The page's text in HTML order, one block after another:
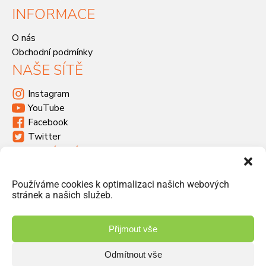
Používáme cookies k optimalizaci našich webových
stránek a našich služeb.
Přijmout vše
Odmítnout vše
INFORMACE
O nás
Obchodní podmínky
NAŠE SÍTĚ
Instagram
YouTube
Facebook
Twitter
Havlíčkova 46, 533 03 Dašice
+420 466 951 103